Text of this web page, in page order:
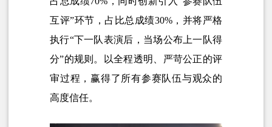
互评”环节，占比总成绩30%，并将严格
执行“下一队表演后，当场公布上一队得
分”的规则。以全程透明、严苛公正的评
审过程，赢得了所有参赛队伍与观众的
高度信任。